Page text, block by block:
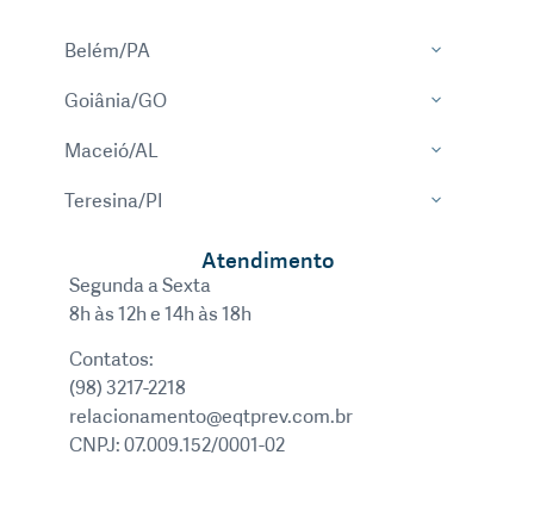
Belém/PA
Goiânia/GO
Maceió/AL
Teresina/PI
Atendimento
Segunda a Sexta
8h às 12h e 14h às 18h
Contatos:
(98) 3217-2218
relacionamento@eqtprev.com.br
CNPJ: 07.009.152/0001-02